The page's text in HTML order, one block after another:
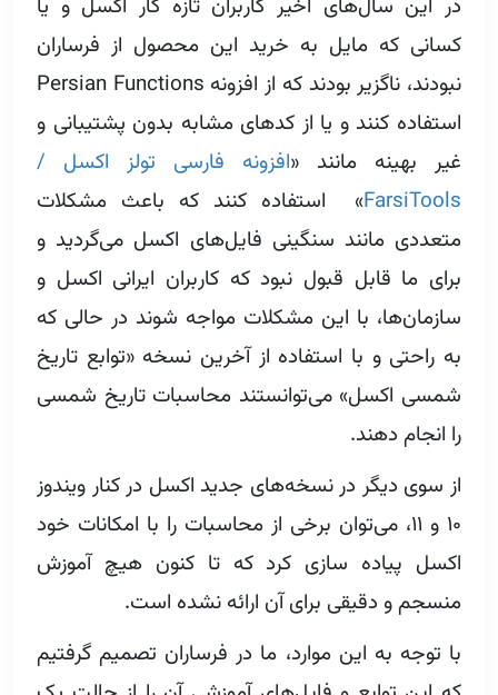
در این سال‌های اخیر کاربران تازه کار اکسل و یا
کسانی که مایل به خرید این محصول از فرساران
نبودند، ناگزیر بودند که از افزونه Persian Functions
استفاده کنند و یا از کدهای مشابه بدون پشتیبانی و
غیر بهینه مانند «افزونه فارسی تولز اکسل /
FarsiTools» استفاده کنند که باعث مشکلات
متعددی مانند سنگینی فایل‌های اکسل می‌گردید و
برای ما قابل قبول نبود که کاربران ایرانی اکسل و
سازمان‌ها،‌ با این مشکلات مواجه شوند در حالی که
به راحتی و با استفاده از آخرین نسخه «توابع تاریخ
شمسی اکسل» می‌توانستند محاسبات تاریخ شمسی
را انجام دهند.
از سوی دیگر در نسخه‌های جدید اکسل در کنار ویندوز
۱۰ و ۱۱، می‌توان برخی از محاسبات را با امکانات خود
اکسل پیاده سازی کرد که تا کنون هیچ آموزش
منسجم و دقیقی برای آن ارائه نشده است.
با توجه به این موارد، ما در فرساران تصمیم گرفتیم